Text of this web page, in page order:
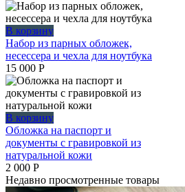
В корзину
Набор из парных обложек,
несессера и чехла для ноутбука
15 000 Р
В корзину
Обложка на паспорт и
документы с гравировкой из
натуральной кожи
2 000 Р
Недавно просмотренные товары